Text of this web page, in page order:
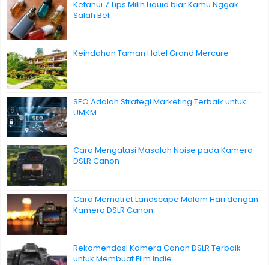
Ketahui 7 Tips Milih Liquid biar Kamu Nggak
Salah Beli
Keindahan Taman Hotel Grand Mercure
SEO Adalah Strategi Marketing Terbaik untuk
UMKM
Cara Mengatasi Masalah Noise pada Kamera
DSLR Canon
Cara Memotret Landscape Malam Hari dengan
Kamera DSLR Canon
Rekomendasi Kamera Canon DSLR Terbaik
untuk Membuat Film Indie